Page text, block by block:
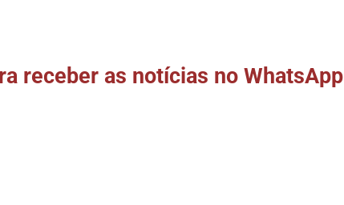
receber as notícias no WhatsApp